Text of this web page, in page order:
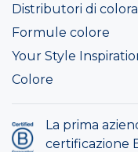
Distributori di
Formule colore
Your Style
Colore
La prima
certificazione